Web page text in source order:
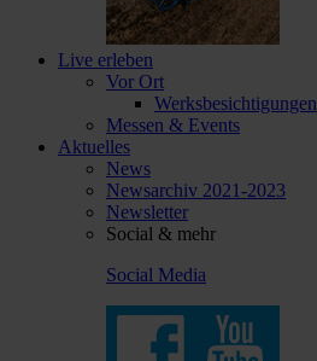
Live erleben
Vor Ort
Werksbesichtigungen
Messen & Events
Aktuelles
News
Newsarchiv 2021-2023
Newsletter
Social & mehr
Social Media